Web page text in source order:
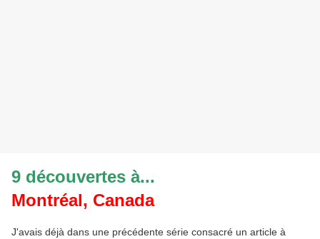
9 découvertes à...
Montréal, Canada
J'avais déjà dans une précédente série consacré un article à